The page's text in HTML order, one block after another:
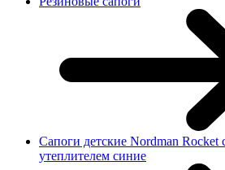
Сапоги детские Nordman
утеплителем синие